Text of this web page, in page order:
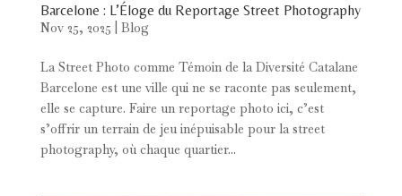
Barcelone : L’Éloge du Reportage Street Photography
Nov 25, 2025 Blog
La Street Photo comme Témoin de la Diversité Catalane
Barcelone est une ville qui ne se raconte pas seulement,
elle se capture. Faire un reportage photo ici, c’est
s’offrir un terrain de jeu inépuisable pour la street
photography, où chaque quartier...